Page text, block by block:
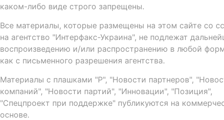
каком-либо виде строго запрещены.
Все материалы, которые размещены на этом сайте со
на агентство "Интерфакс-Украина", не подлежат
воспроизведению и/или распространению в любой
как с письменного разрешения агентства.
Материалы с плашками "Р", "Новости партнеров",
компаний", "Новости партий", "Инновации", "Позиция",
"Спецпроект при поддержке" публикуются на
основе.